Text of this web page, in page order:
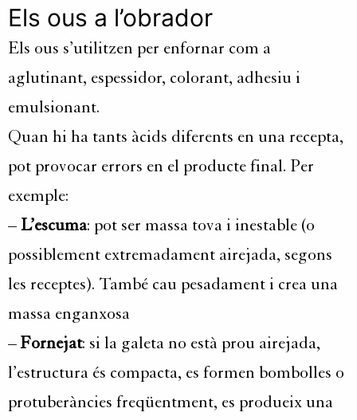
Els ous a l’obrador
Els ous s’utilitzen per enfornar com a
aglutinant, espessidor, colorant, adhesiu i
emulsionant.
Quan hi ha tants àcids diferents en una recepta,
pot provocar errors en el producte final. Per
exemple:
– L’escuma: pot ser massa tova i inestable (o
possiblement extremadament airejada, segons
les receptes). També cau pesadament i crea una
massa enganxosa
–Fornejat: si la galeta no està prou airejada,
l’estructura és compacta, es formen bombolles o
protuberàncies freqüentment, es produeix una